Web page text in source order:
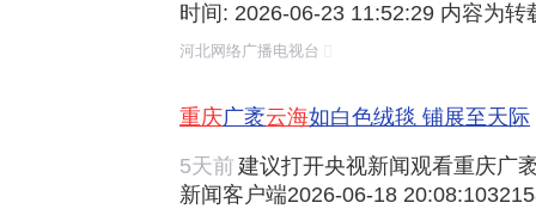
时间: 2026-06-23 11:52:29 内容为
时新闻 官方微信 :hbdtwx |下载应用:
河北网络广播电视台
重庆广袤云海如白色绒毯 铺展至天际
5天前 建议打开央视新闻观看重庆广
新闻客户端2026-06-18